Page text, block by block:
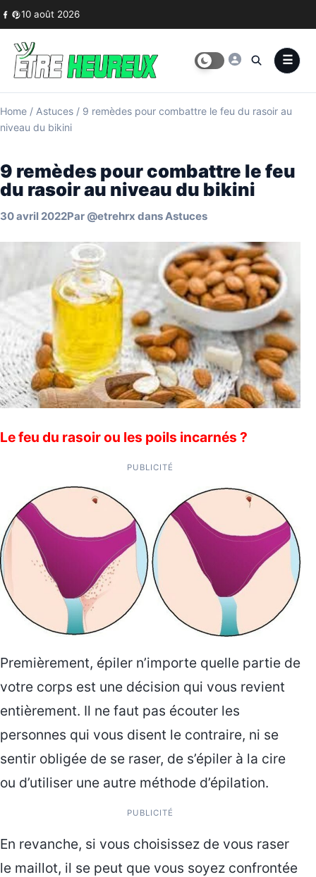
Skip to content
10 août 2026
Home / Astuces / 9 remèdes pour combattre le feu du rasoir au
niveau du bikini
9 remèdes pour combattre le feu
du rasoir au niveau du bikini
30 avril 2022Par @etrehrx dansAstuces
Le feu du rasoir ou les poils incarnés ?
PUBLICITÉ
Premièrement, épiler n’importe quelle partie de
votre corps est une décision qui vous revient
entièrement. Il ne faut pas écouter les
personnes qui vous disent le contraire, ni se
sentir obligée de se raser, de s’épiler à la cire
ou d’utiliser une autre méthode d’épilation.
PUBLICITÉ
En revanche, si vous choisissez de vous raser
le maillot, il se peut que vous soyez confrontée